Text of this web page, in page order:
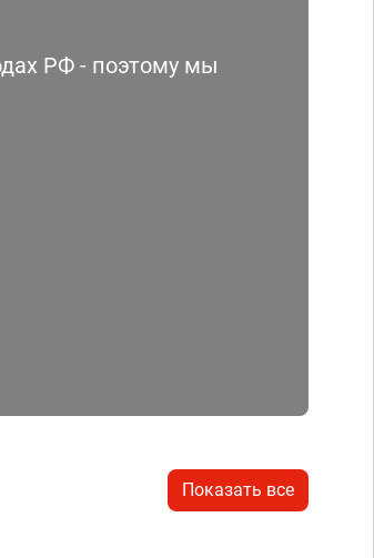
РФ - поэтому мы
Показать все